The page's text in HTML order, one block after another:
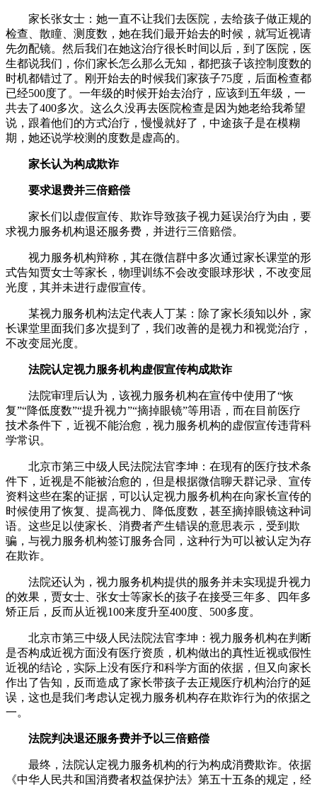
家长张女士：她一直不让我们去医院，去给孩子做正规的
检查、散瞳、测度数，她在我们最开始去的时候，就写近视请
先勿配镜。然后我们在她这治疗很长时间以后，到了医院，医
生都说我们，你们家长怎么那么无知，都把孩子该控制度数的
时机都错过了。刚开始去的时候我们家孩子75度，后面检查都
已经500度了。一年级的时候开始去治疗，应该到五年级，一
共去了400多次。这么久没再去医院检查是因为她老给我希望
说，跟着他们的方式治疗，慢慢就好了，中途孩子是在模糊
期，她还说学校测的度数是虚高的。
家长认为构成欺诈
要求退费并三倍赔偿
家长们以虚假宣传、欺诈导致孩子视力延误治疗为由，要
求视力服务机构退还服务费，并进行三倍赔偿。
视力服务机构辩称，其在微信群中多次通过家长课堂的形
式告知贾女士等家长，物理训练不会改变眼球形状，不改变屈
光度，其并未进行虚假宣传。
某视力服务机构法定代表人丁某：除了家长须知以外，家
长课堂里面我们多次提到了，我们改善的是视力和视觉治疗，
不改变屈光度。
法院认定视力服务机构虚假宣传构成欺诈
法院审理后认为，该视力服务机构在宣传中使用了“恢
复”“降低度数”“提升视力”“摘掉眼镜”等用语，而在目前医疗
技术条件下，近视不能治愈，视力服务机构的虚假宣传违背科
学常识。
北京市第三中级人民法院法官李坤：在现有的医疗技术条
件下，近视是不能被治愈的，但是根据微信聊天群记录、宣传
资料这些在案的证据，可以认定视力服务机构在向家长宣传的
时候使用了恢复、提高视力、降低度数，甚至摘掉眼镜这种词
语。这些足以使家长、消费者产生错误的意思表示，受到欺
骗，与视力服务机构签订服务合同，这种行为可以被认定为存
在欺诈。
法院还认为，视力服务机构提供的服务并未实现提升视力
的效果，贾女士、张女士等家长的孩子在接受三年多、四年多
矫正后，反而从近视100来度升至400度、500多度。
北京市第三中级人民法院法官李坤：视力服务机构在判断
是否构成近视方面没有医疗资质，机构做出的真性近视或假性
近视的结论，实际上没有医疗和科学方面的依据，但又向家长
作出了告知，反而造成了家长带孩子去正规医疗机构治疗的延
误，这也是我们考虑认定视力服务机构存在欺诈行为的依据之
一。
法院判决退还服务费并予以三倍赔偿
最终，法院认定视力服务机构的行为构成消费欺诈。依据
《中华人民共和国消费者权益保护法》第五十五条的规定，经